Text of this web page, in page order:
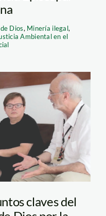
Dios, Minería ilegal,
Ambiental en el
claves del